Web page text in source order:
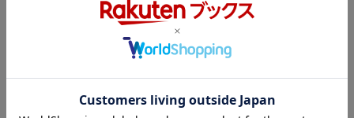
Gakken
新書
9784054046016